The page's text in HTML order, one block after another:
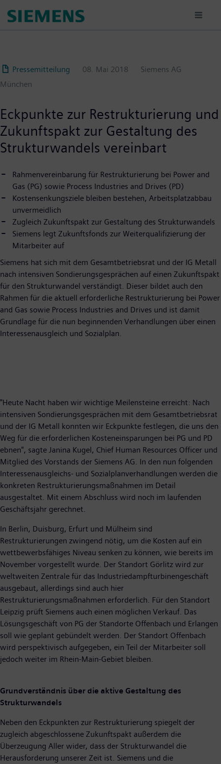
para
Pressemitteilung
08. Mai 2018
Siemens AG
München
Eckpunkte zur Restrukturierung und
Zukunftspakt zur Gestaltung des
Strukturwandels vereinbart
Rahmenvereinbarung für Restrukturierung bei Power and
Gas (PG) sowie Process Industries and Drives (PD)
Kostensenkungsziele bleiben bestehen, Arbeitsplatzabbau
unvermeidlich
Zugleich Zukunftspakt zur Gestaltung des Strukturwandels
Siemens legt Zukunftsfonds zur Weiterqualifizierung der
Mitarbeiter auf
Siemens hat sich mit dem Gesamtbetriebsrat und der IG Metall
nach intensiven Sondierungsgesprächen auf einen Zukunftspakt
für den Strukturwandel verständigt. Dieser bildet auch den
Rahmen für die aktuell erforderliche Restrukturierung bei Power
and Gas sowie Process Industries and Drives und ist damit
Grundlage für die nun beginnenden Verhandlungen über einen
Interessenausgleich und Sozialplan.
"Heute Nacht haben wir wichtige Meilensteine erreicht: Nach
intensiven Sondierungsgesprächen mit dem Gesamtbetriebsrat
und der IG Metall konnten wir Eckpunkte festlegen, die uns den
Weg für die erforderlichen Kosteneinsparungen bei PG und PD
ebnen", sagte Janina Kugel, Chief Human Resources Officer und
Mitglied des Vorstands der Siemens AG. In den nun folgenden
Interessenausgleichs- und Sozialplanverhandlungen werden die
konkreten Restrukturierungsmaßnahmen im Detail
ausgestaltet. Mit einem Abschluss wird noch im laufenden
Geschäftsjahr gerechnet.
In Berlin, Duisburg, Erfurt und Mülheim sind
Restrukturierungen zwingend nötig, um die Kosten auf ein
wettbewerbsfähiges Niveau senken zu können, wie bereits im
November vorgestellt wurde. Der Standort Görlitz wird zur
weltweiten Zentrale für das Industriedampfturbinengeschäft
ausgebaut, allerdings sind auch hier
Restrukturierungsmaßnahmen erforderlich. Für den Standort
Leipzig prüft Siemens auch einen möglichen Verkauf. Das
Lösungsgeschäft von PG der Standorte Offenbach und Erlangen
soll wie geplant gebündelt werden. Der Standort Offenbach
wird perspektivisch aufgegeben, ein Teil der Mitarbeiter soll
jedoch weiter im Rhein-Main-Gebiet bleiben.
Grundverständnis über die aktive Gestaltung des
Strukturwandels
Neben den Eckpunkten zur Restrukturierung spiegelt der
zugleich abgeschlossene Zukunftspakt außerdem die
Überzeugung Aller wider, dass der Strukturwandel die
Herausforderung unserer Zeit ist. Siemens und die